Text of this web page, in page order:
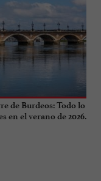
de Burdeos: Todo lo
en el verano de 2026.